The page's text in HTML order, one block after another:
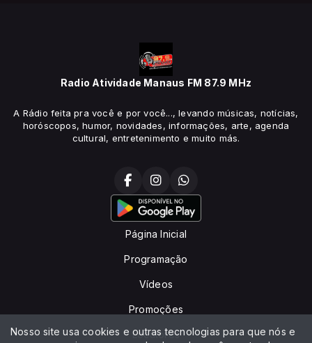
Radio Atividade Manaus FM 87.9 MHz
A Rádio feita pra você e por você..., levando músicas, notícias,
horóscopos, humor, novidades, informações, arte, agenda
cultural, entretenimento e muito más.
Página Inicial
Programação
Vídeos
Promoções
Locutores
Nosso site usa cookies e outras tecnologias para que nós e